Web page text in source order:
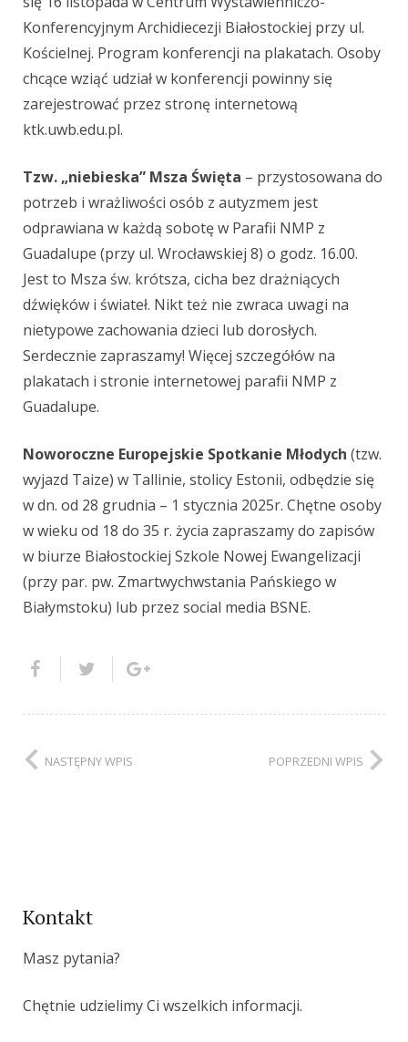
Konferencyjnym Archidiecezji Białostockiej przy ul.
Kościelnej. Program konferencji na plakatach. Osoby
chcące wziąć udział w konferencji powinny się
zarejestrować przez stronę internetową
ktk.uwb.edu.pl.
Tzw. „niebieska” Msza Święta – przystosowana do
potrzeb i wrażliwości osób z autyzmem jest
odprawiana w każdą sobotę w Parafii NMP z
Guadalupe (przy ul. Wrocławskiej 8) o godz. 16.00.
Jest to Msza św. krótsza, cicha bez drażniących
dźwięków i świateł. Nikt też nie zwraca uwagi na
nietypowe zachowania dzieci lub dorosłych.
Serdecznie zapraszamy! Więcej szczegółów na
plakatach i stronie internetowej parafii NMP z
Guadalupe.
Noworoczne Europejskie Spotkanie Młodych (tzw.
wyjazd Taize) w Tallinie, stolicy Estonii, odbędzie się
w dn. od 28 grudnia – 1 stycznia 2025r. Chętne osoby
w wieku od 18 do 35 r. życia zapraszamy do zapisów
w biurze Białostockiej Szkole Nowej Ewangelizacji
(przy par. pw. Zmartwychwstania Pańskiego w
Białymstoku) lub przez social media BSNE.
POPRZEDNI WPIS
NASTĘPNY WPIS
Kontakt
Masz pytania?
Chętnie udzielimy Ci wszelkich informacji.